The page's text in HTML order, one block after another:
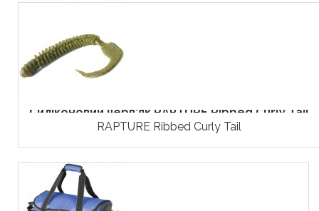
Силіконовий черв'як RAPTURE Ribbed Curly Tail
RAPTURE Ribbed Curly Tail